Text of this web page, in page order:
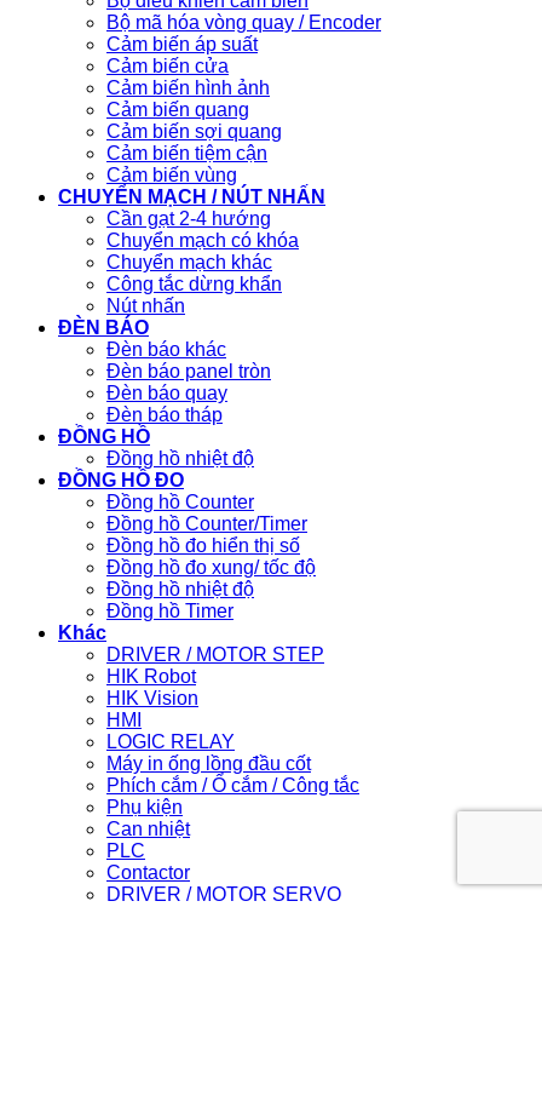
Bộ mã hóa vòng quay / Encoder
Cảm biến áp suất
Cảm biến cửa
Cảm biến hình ảnh
Cảm biến quang
Cảm biến sợi quang
Cảm biến tiệm cận
Cảm biến vùng
CHUYỂN MẠCH / NÚT NHẤN
Cần gạt 2-4 hướng
Chuyển mạch có khóa
Chuyển mạch khác
Công tắc dừng khẩn
Nút nhấn
ĐÈN BÁO
Đèn báo khác
Đèn báo panel tròn
Đèn báo quay
Đèn báo tháp
ĐỒNG HỒ
Đồng hồ nhiệt độ
ĐỒNG HỒ ĐO
Đồng hồ Counter
Đồng hồ Counter/Timer
Đồng hồ đo hiển thị số
Đồng hồ đo xung/ tốc độ
Đồng hồ nhiệt độ
Đồng hồ Timer
Khác
DRIVER / MOTOR STEP
HIK Robot
HIK Vision
HMI
LOGIC RELAY
Máy in ống lồng đầu cốt
Phích cắm / Ổ cắm / Công tắc
Phụ kiện
Can nhiệt
PLC
Contactor
DRIVER / MOTOR SERVO